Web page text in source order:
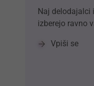
Naj delodajalci
izberejo ravno
Vpiši se